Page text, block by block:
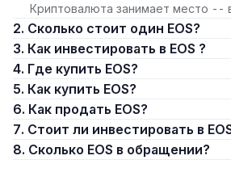
основанаБренданом Блумером(CEO)
криптопредпринимателем Дэном
компании расположены во многих
Гонконг, Вашингтон (округ
острова, Лондон и Германия. Её токен,
официально запущен в июне 2017
Как работает EOSIO?
Техническая основа EOSIO является,
Криптовалюта занимает место --
2. Сколько стоит один EOS?
3. Как инвестировать в EOS ?
4. Где купить EOS?
5. Как купить EOS?
6. Как продать EOS?
7. Стоит ли инвестировать в
8. Сколько EOS в обращении?